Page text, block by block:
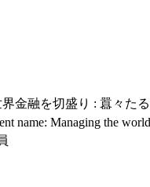
金融を切盛り : 囂々た
name: Managing the